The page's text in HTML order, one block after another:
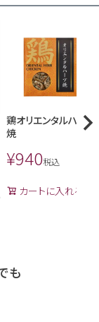
鶏オリエンタルハーブ
焼
¥940税込
カートに入れる
も